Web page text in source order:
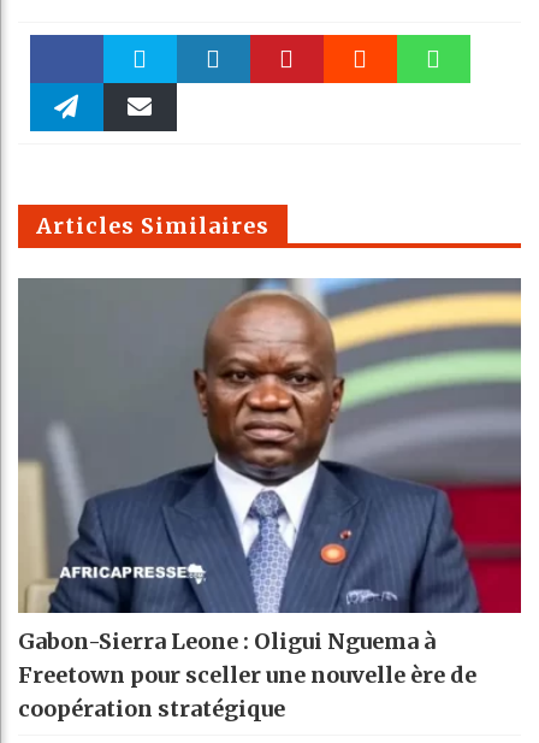
Faceboo Twitter
m
Articles Similaires
Gabon-Sierra Leone : Oligui Nguema à
Freetown pour sceller une nouvelle ère de
coopération stratégique